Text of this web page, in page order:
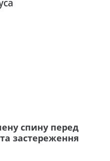
спину перед
застереження